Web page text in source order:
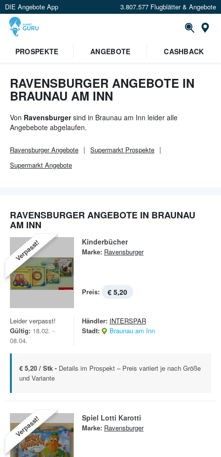
DIE Angebote App 3.807.577 Flugblätter & Angebote
Standort festlegen
PROSPEKTE ANGEBOTE CASHBACK
RAVENSBURGER ANGEBOTE IN
BRAUNAU AM INN
Von Ravensburgersind in Braunau am Inn leider alle
Angebebote abgelaufen.
RavensburgerAngebote Supermarkt Prospekte
Supermarkt Angebote
RAVENSBURGER ANGEBOTE IN BRAUNAU
AM INN
Verpasst! Kinderbücher
Marke: Ravensburger
Preis: € 5,20
Leider verpasst!
Gültig: 18.02. -
08.04.
Händler: INTERSPAR
Stadt:
Braunau am Inn
€ 5,20 / Stk - Details im Prospekt – Preis variiert je nach Größe
und Variante
Verpasst! Spiel Lotti Karotti
Marke: Ravensburger